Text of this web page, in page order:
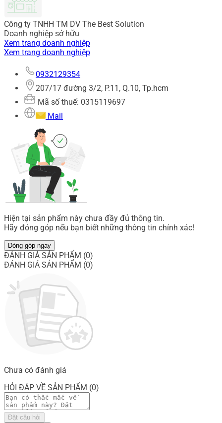
Công ty TNHH TM DV The Best Solution
Doanh nghiệp sở hữu
Xem trang doanh nghiệp
Xem trang doanh nghiệp
0932129354
207/17 đường 3/2, P.11, Q.10, Tp.hcm
Mã số thuế: 0315119697
Mail
Hiện tại sản phẩm này chưa đầy đủ thông tin.
Hãy đóng góp nếu bạn biết những thông tin chính xác!
Đóng góp ngay
ĐÁNH GIÁ SẢN PHẨM (0)
ĐÁNH GIÁ SẢN PHẨM (0)
Chưa có đánh giá
HỎI ĐÁP VỀ SẢN PHẨM (0)
Đặt câu hỏi